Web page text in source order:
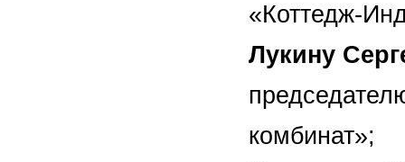
«Коттедж-
Лукину
комбинат»;